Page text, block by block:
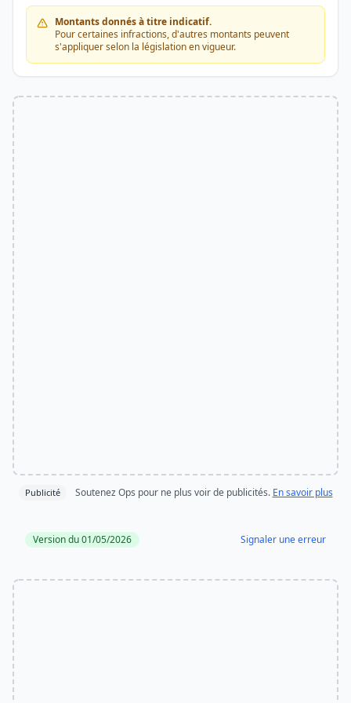
Montants donnés à titre indicatif.
Pour certaines infractions, d'autres montants peuvent
s'appliquer selon la législation en vigueur.
Publicité Soutenez Ops pour ne plus voir de publicités. En savoir plus
Version du 01/05/2026 Signaler une erreur